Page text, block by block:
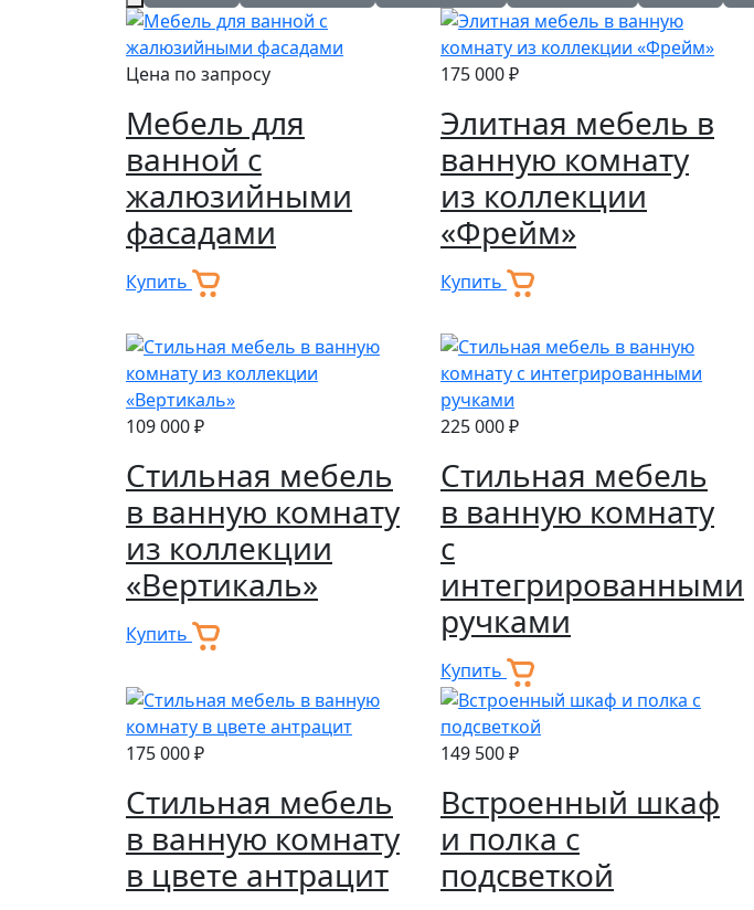
Цена по запросу
Мебель для
ванной с
жалюзийными
фасадами
Купить
175 000 ₽
Элитная мебель в
ванную комнату
из коллекции
«Фрейм»
Купить
109 000 ₽
Стильная мебель
в ванную комнату
из коллекции
«Вертикаль»
Купить
225 000 ₽
Стильная мебель
в ванную комнату
с
интегрированными
ручками
Купить
175 000 ₽
Стильная мебель
в ванную комнату
в цвете антрацит
149 500 ₽
Встроенный шкаф
и полка с
подсветкой